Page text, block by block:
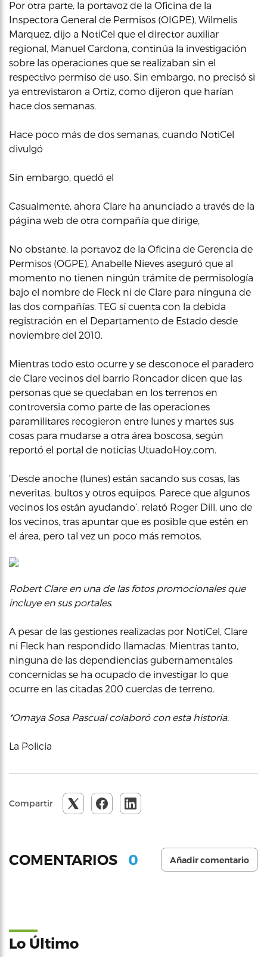
Por otra parte, la portavoz de la Oficina de la
Inspectora General de Permisos (OIGPE), Wilmelis
Marquez, dijo a NotiCel que el director auxiliar
regional, Manuel Cardona, continúa la investigación
sobre las operaciones que se realizaban sin el
respectivo permiso de uso. Sin embargo, no precisó si
ya entrevistaron a Ortiz, como dijeron que harían
hace dos semanas.
Hace poco más de dos semanas, cuando NotiCel
divulgó
Sin embargo, quedó el
Casualmente, ahora Clare ha anunciado a través de la
página web de otra compañía que dirige,
No obstante, la portavoz de la Oficina de Gerencia de
Permisos (OGPE), Anabelle Nieves aseguró que al
momento no tienen ningún trámite de permisología
bajo el nombre de Fleck ni de Clare para ninguna de
las dos compañías. TEG sí cuenta con la debida
registración en el Departamento de Estado desde
noviembre del 2010.
Mientras todo esto ocurre y se desconoce el paradero
de Clare vecinos del barrio Roncador dicen que las
personas que se quedaban en los terrenos en
controversia como parte de las operaciones
paramilitares recogieron entre lunes y martes sus
cosas para mudarse a otra área boscosa, según
reportó el portal de noticias UtuadoHoy.com.
‘Desde anoche (lunes) están sacando sus cosas, las
neveritas, bultos y otros equipos. Parece que algunos
vecinos los están ayudando’, relató Roger Dill, uno de
los vecinos, tras apuntar que es posible que estén en
el área, pero tal vez un poco más remotos.
Robert Clare en una de las fotos promocionales que
incluye en sus portales.
A pesar de las gestiones realizadas por NotiCel, Clare
ni Fleck han respondido llamadas. Mientras tanto,
ninguna de las dependiencias gubernamentales
concernidas se ha ocupado de investigar lo que
ocurre en las citadas 200 cuerdas de terreno.
*Omaya Sosa Pascual colaboró con esta historia.
La Policía
Compartir
COMENTARIOS 0 Añadir comentario
Lo Último